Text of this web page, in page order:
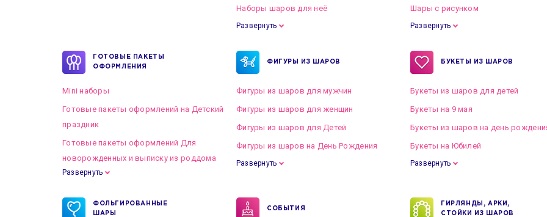
Наборы шаров для неё
Развернуть
Шары с рисунком
Развернуть
ГОТОВЫЕ ПАКЕТЫ
ОФОРМЛЕНИЯ
Mini наборы
Готовые пакеты оформлений на Детский
праздник
Готовые пакеты оформлений Для
новорожденных и выписку из роддома
Готовые пакеты оформлений на Свадьбу
Развернуть
ФИГУРЫ ИЗ ШАРОВ
Фигуры из шаров для мужчин
Фигуры из шаров для женщин
Фигуры из шаров для Детей
Фигуры из шаров на День Рождения
Развернуть
БУКЕТЫ ИЗ ШАРОВ
Букеты из шаров для детей
Букеты на 9 мая
Букеты из шаров на день
Букеты на Юбилей
Развернуть
ФОЛЬГИРОВАННЫЕ
ШАРЫ
СОБЫТИЯ
ГИРЛЯНДЫ, АРКИ,
СТОЙКИ ИЗ ШАРОВ